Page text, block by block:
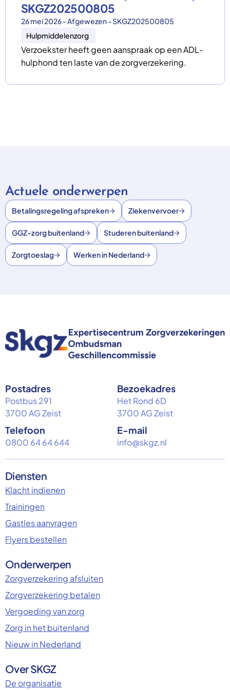
SKGZ202500805
26 mei 2026 - Afgewezen - SKGZ202500805
Hulpmiddelenzorg
Verzoekster heeft geen aanspraak op een ADL-
hulphond ten laste van de zorgverzekering.
Actuele onderwerpen
Betalingsregeling afspreken Ziekenvervoer
GGZ-zorg buitenland Studeren buitenland
Zorgtoeslag Werken in Nederland
Postadres
Postbus 291
3700 AG Zeist
Bezoekadres
Het Rond 6D
3700 AG Zeist
Telefoon
0800 64 64 644
E-mail
info@skgz.nl
Diensten
Klacht indienen
Trainingen
Gastles aanvragen
Flyers bestellen
Onderwerpen
Zorgverzekering afsluiten
Zorgverzekering betalen
Vergoeding van zorg
Zorg in het buitenland
Nieuw in Nederland
Over SKGZ
De organisatie